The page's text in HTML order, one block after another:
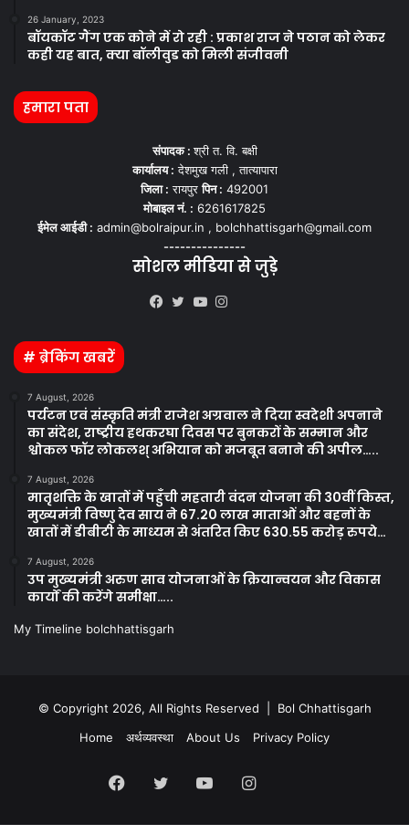
26 January, 2023
बॉयकॉट गैंग एक कोने में रो रही : प्रकाश राज ने पठान को लेकर
कही यह बात, क्या बॉलीवुड को मिली संजीवनी
हमारा पता
संपादक :श्री त. वि. बक्षी
कार्यालय : देशमुख गली , तात्यापारा
जिला : रायपुरपिन : 492001
मोबाइल नं. : 6261617825
ईमेल आईडी : admin@bolraipur.in , bolchhattisgarh@gmail.com
---------------
सोशल मीडिया से जुड़े
# ब्रेकिंग खबरें
7 August, 2026
पर्यटन एवं संस्कृति मंत्री राजेश अग्रवाल ने दिया स्वदेशी अपनाने
का संदेश, राष्ट्रीय हथकरघा दिवस पर बुनकरों के सम्मान और
श्वोकल फॉर लोकलश् अभियान को मजबूत बनाने की अपील…..
7 August, 2026
मातृशक्ति के खातों में पहुँची महतारी वंदन योजना की 30वीं किस्त,
मुख्यमंत्री विष्णु देव साय ने 67.20 लाख माताओं और बहनों के
खातों में डीबीटी के माध्यम से अंतरित किए 630.55 करोड़ रुपये…
7 August, 2026
उप मुख्यमंत्री अरुण साव योजनाओं के क्रियान्वयन और विकास
कार्यों की करेंगे समीक्षा…..
My Timeline bolchhattisgarh
© Copyright 2026, All Rights Reserved | Bol Chhattisgarh
Home
अर्थव्यवस्था About Us Privacy Policy
Facebook
Twitter YouTubeInstagram